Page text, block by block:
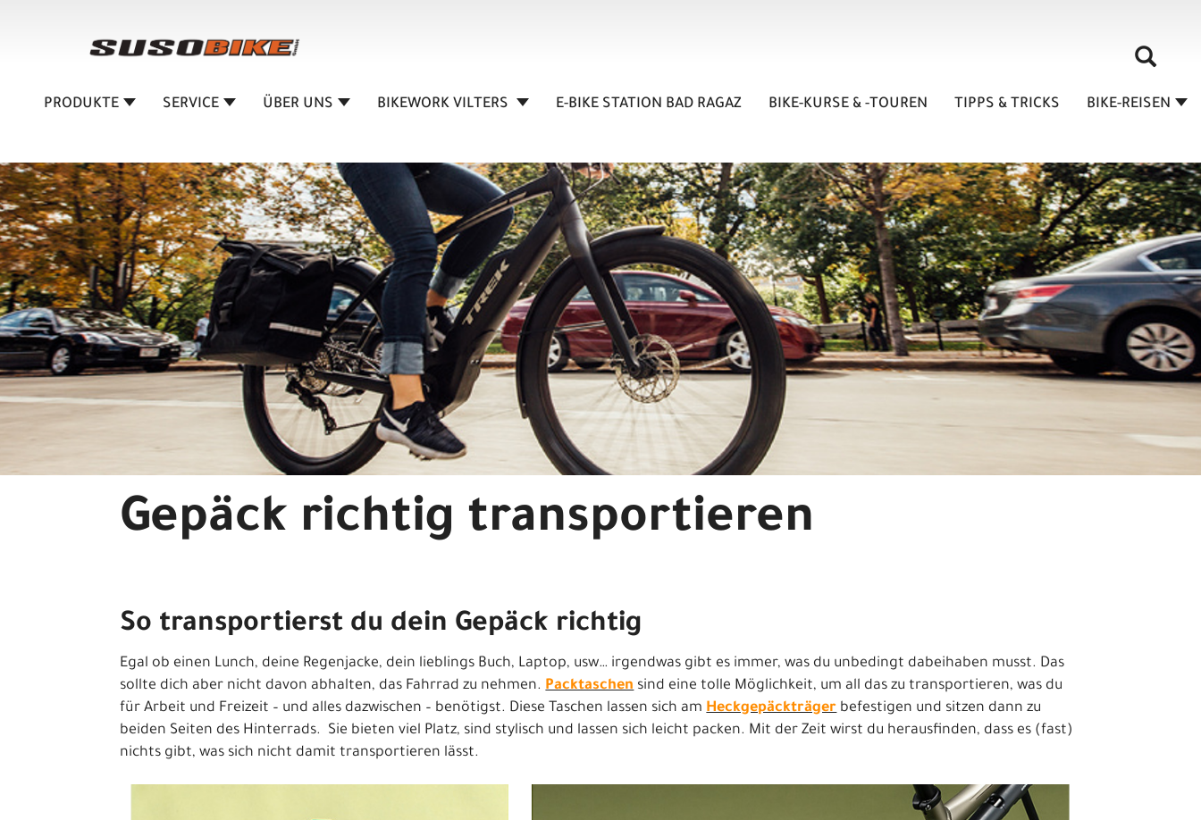
PRODUKTE SERVICE ÜBER UNS BIKEWORK VILTERS E-BIKE STATION BAD RAGAZ BIKE-KURSE & -TOUREN TIPPS & TRICKS BIKE-REISEN
Gepäck richtig transportieren
So transportierst du dein Gepäck richtig
Egal ob einen Lunch, deine Regenjacke, dein lieblings Buch, Laptop, usw… irgendwas gibt es immer, was du unbedingt dabeihaben musst. Das
sollte dich aber nicht davon abhalten, das Fahrrad zu nehmen.Packtaschensind eine tolle Möglichkeit, um all das zu transportieren, was du
für Arbeit und Freizeit – und alles dazwischen – benötigst. Diese Taschen lassen sich amHeckgepäckträgerbefestigen und sitzen dann zu
beiden Seiten des Hinterrads. Sie bieten viel Platz, sind stylisch und lassen sich leicht packen. Mit der Zeit wirst du herausfinden, dass es (fast)
nichts gibt, was sich nicht damit transportieren lässt.